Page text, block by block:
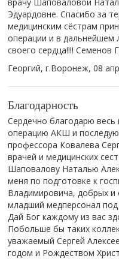
Эдуардовне. Спасибо за
медицинским сёстрам
операции и в
своего сердца!!!! Семенов
Георгий, г.Воронеж, 08
Благодарность
Сердечно благодарю
операцию АКШ и
профессора Ковалева
врачей и медицинских
Шаповалову Наталью
меня по подготовке к
Владимировича, добрых и
младший медперсонал
Дай Бог каждому из вас
Побольше бы таких
уважаемый Сергей
годом и Рождеством